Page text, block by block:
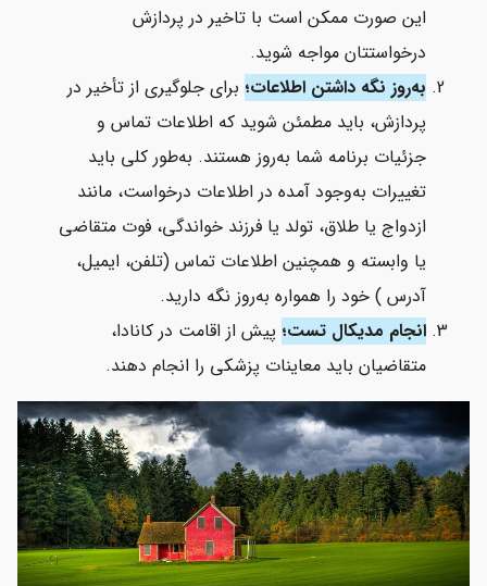
این صورت ممکن است با تاخیر در پردازش
درخواستتان مواجه شوید.
به‌روز نگه داشتن اطلاعات؛ برای جلوگیری از تأخیر در
پردازش، باید مطمئن شوید که اطلاعات تماس و
جزئیات برنامه شما به‌روز هستند. به‌طور کلی باید
تغییرات به‌وجود آمده در اطلاعات درخواست، مانند
ازدواج یا طلاق، تولد یا فرزند خواندگی، فوت متقاضی
یا وابسته و همچنین اطلاعات تماس (تلفن، ایمیل،
آدرس ) خود را همواره به‌روز نگه دارید.
انجام مدیکال تست؛ پیش از اقامت در کانادا،
متقاضیان باید معاینات پزشکی را انجام دهند.